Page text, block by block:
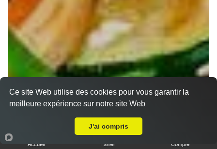
Accueil Panier Compte
Ce site Web utilise des cookies pour vous garantir la
meilleure expérience sur notre site Web
J'ai compris